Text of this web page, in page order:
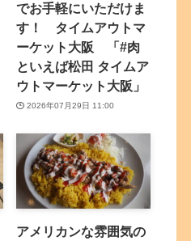
でお手軽にいただけま
す！ タイムアウトマ
ーケット大阪 「#肉
といえば松田 タイムア
ウトマーケット大阪」
2026年07月29日 11:00
アメリカンな雰囲気の